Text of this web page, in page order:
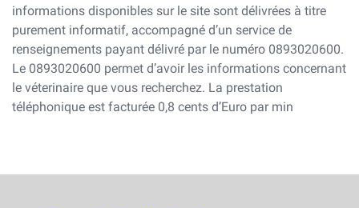
informations disponibles sur le site sont délivrées à titre
purement informatif, accompagné d’un service de
renseignements payant délivré par le numéro 0893020600.
Le 0893020600 permet d’avoir les informations concernant
le véterinaire que vous recherchez. La prestation
téléphonique est facturée 0,8 cents d’Euro par min